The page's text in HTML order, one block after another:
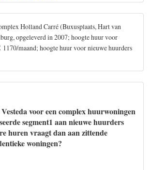
Holland Carré (Buxusplaats, Hart van
opgeleverd in 2007; hoogte huur voor
1170/maand; hoogte huur voor nieuwe huurders
voor een complex huurwoningen
segment1 aan nieuwe huurders
huren vraagt dan aan zittende
woningen?